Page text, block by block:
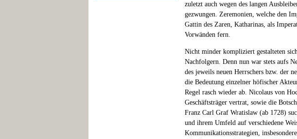
zuletzt auch wegen des langen
gezwungen. Zeremonien, welche den
Gattin des Zaren, Katharinas, als
Vorwänden fern.
Nicht minder kompliziert gestalteten
Nachfolgern. Denn nun war stets aufs
des jeweils neuen Herrschers bzw. der
die Bedeutung einzelner höfischer
Regel rasch wieder ab. Nicolaus von
Geschäftsträger vertrat, sowie die
Franz Carl Graf Wratislaw (ab 1728)
und ihrem Umfeld auf verschiedene
Kommunikationsstrategien,